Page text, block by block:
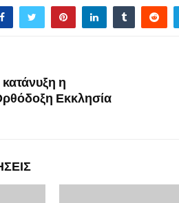
η
Εκκλησία